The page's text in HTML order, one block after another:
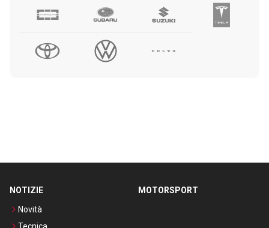
NOTIZIE
Novità
Tecnica
MOTORSPORT